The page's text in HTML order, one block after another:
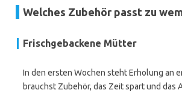
Welches Zubehör passt zu
Frischgebackene Mütter
In den ersten Wochen steht Erholung an
brauchst Zubehör, das Zeit spart und das